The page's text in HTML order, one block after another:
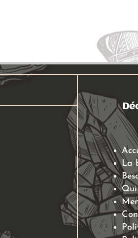
La
Qui